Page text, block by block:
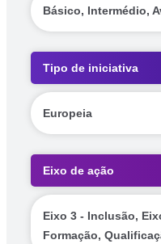
Básico, Intermédio,
Tipo de iniciativa
Europeia
Eixo de ação
Eixo 3 - Inclusão,
Formação,